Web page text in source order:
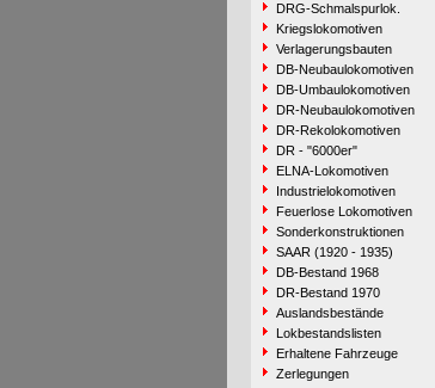
DRG-Schmalspurlok.
Kriegslokomotiven
Verlagerungsbauten
DB-Neubaulokomotiven
DB-Umbaulokomotiven
DR-Neubaulokomotiven
DR-Rekolokomotiven
DR - "6000er"
ELNA-Lokomotiven
Industrielokomotiven
Feuerlose Lokomotiven
Sonderkonstruktionen
SAAR (1920 - 1935)
DB-Bestand 1968
DR-Bestand 1970
Auslandsbestände
Lokbestandslisten
Erhaltene Fahrzeuge
Zerlegungen